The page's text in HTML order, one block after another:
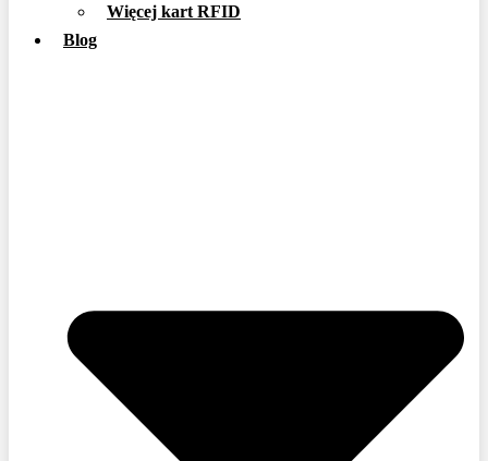
Więcej kart RFID
Blog